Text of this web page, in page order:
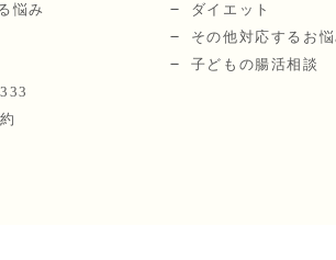
悩み
ダイエット
その他対応するお
子どもの腸活相談